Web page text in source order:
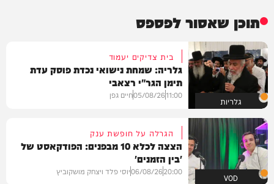
תוכן שאסור לפספס
גלריות
בית צדיקים יעמוד
גלריה: שמחת נישואי נכדת פוסק עדת
תימן הגר"י רצאבי
11:00
05/08/26חיים גפן
VOD
הגרלה על חופשת ענק
הצצה לכלא 10 מבפנים: הפודקאסט של
'בין הזמנים'
20:00
06/08/26יוסי פלד ויצחק מושקוביץ